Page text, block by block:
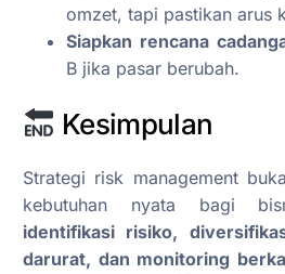
omzet, tapi pastikan arus
Siapkan rencana
B jika pasar berubah.
Kesimpulan
Strategi risk management
kebutuhan nyata bagi
identifikasi risiko,
darurat, dan monitoring